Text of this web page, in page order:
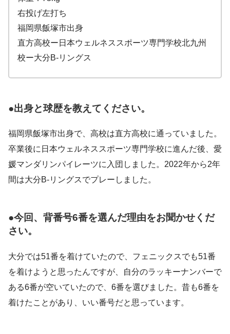
右投げ左打ち
福岡県飯塚市出身
直方高校ー日本ウェルネススポーツ専門学校北九州
校ー大分B-リングス
●出身と球歴を教えてください。
福岡県飯塚市出身で、高校は直方高校に通っていました。
卒業後に日本ウェルネススポーツ専門学校に進んだ後、愛
媛マンダリンパイレーツに入団しました。2022年から2年
間は大分B-リングスでプレーしました。
●今回、背番号6番を選んだ理由をお聞かせくだ
さい。
大分では51番を着けていたので、フェニックスでも51番
を着けようと思ったんですが、自分のラッキーナンバーで
ある6番が空いていたので、6番を選びました。昔も6番を
着けたことがあり、いい番号だと思っています。